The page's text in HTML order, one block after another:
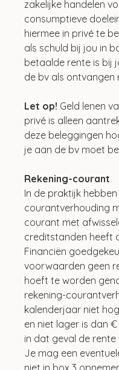
zakelijke handelen
consumptieve
hiermee in privé te
als schuld bij jou in
betaalde rente is bij
de bv als ontvangen
Let op! Geld lenen
privé is alleen
deze beleggingen
je aan de bv moet
Rekening-courant
In de praktijk
courantverhouding
courant met
creditstanden heeft
Financiën
voorwaarden geen
hoeft te worden
rekening-
kalenderjaar niet
en niet lager is dan
in dat geval de rente
Je mag een
niet in box 3